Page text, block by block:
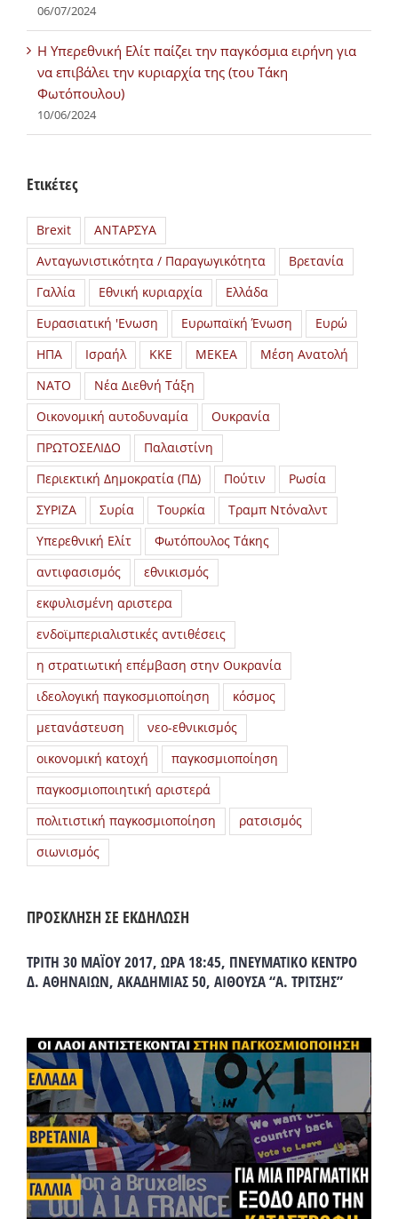
06/07/2024
H Υπερεθνική Ελίτ παίζει την παγκόσμια ειρήνη για
να επιβάλει την κυριαρχία της (του Τάκη
Φωτόπουλου)
10/06/2024
Ετικέτες
Brexit
ΑΝΤΑΡΣΥΑ
Ανταγωνιστικότητα / Παραγωγικότητα
Βρετανία
Γαλλία
Εθνική κυριαρχία
Ελλάδα
Ευρασιατική 'Ενωση
Ευρωπαϊκή Ένωση
Ευρώ
ΗΠΑ
Ισραήλ ΚΚΕ ΜΕΚΕΑ
Μέση Ανατολή
ΝΑΤΟ
Νέα Διεθνή Τάξη
Οικονομική αυτοδυναμία
Ουκρανία
ΠΡΩΤΟΣΕΛΙΔΟ
Παλαιστίνη
Περιεκτική Δημοκρατία (ΠΔ)
Πούτιν
Ρωσία
ΣΥΡΙΖΑ
Συρία Τουρκία
Τραμπ Ντόναλντ
Υπερεθνική Ελίτ
Φωτόπουλος Τάκης
αντιφασισμός
εθνικισμός
εκφυλισμένη αριστερα
ενδοϊμπεριαλιστικές αντιθέσεις
η στρατιωτική επέμβαση στην Ουκρανία
ιδεολογική παγκοσμιοποίηση
κόσμος
μετανάστευση
νεο-εθνικισμός
οικονομική κατοχή
παγκοσμιοποίηση
παγκοσμιοποιητική αριστερά
πολιτιστική παγκοσμιοποίηση
ρατσισμός
σιωνισμός
ΠΡΟΣΚΛΗΣΗ ΣΕ ΕΚΔΗΛΩΣΗ
ΤΡΙΤΗ 30 ΜΑΪΟΥ 2017, ΩΡΑ 18:45, ΠΝΕΥΜΑΤΙΚΟ ΚΕΝΤΡΟ
Δ. ΑΘΗΝΑΙΩΝ, ΑΚΑΔΗΜΙΑΣ 50, ΑΙΘΟΥΣΑ “Α. ΤΡΙΤΣΗΣ”